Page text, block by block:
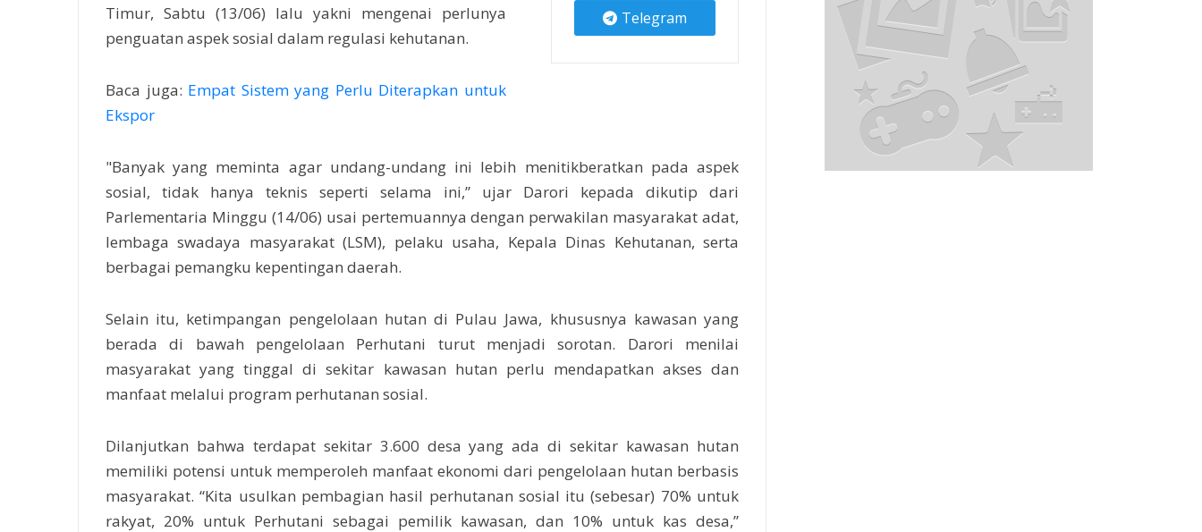
Telegram
Timur, Sabtu (13/06) lalu yakni mengenai perlunya
penguatan aspek sosial dalam regulasi kehutanan.
Baca juga: Empat Sistem yang Perlu Diterapkan untuk
Ekspor
"Banyak yang meminta agar undang-undang ini lebih menitikberatkan pada aspek
sosial, tidak hanya teknis seperti selama ini,” ujar Darori kepada dikutip dari
Parlementaria Minggu (14/06) usai pertemuannya dengan perwakilan masyarakat adat,
lembaga swadaya masyarakat (LSM), pelaku usaha, Kepala Dinas Kehutanan, serta
berbagai pemangku kepentingan daerah.
Selain itu, ketimpangan pengelolaan hutan di Pulau Jawa, khususnya kawasan yang
berada di bawah pengelolaan Perhutani turut menjadi sorotan. Darori menilai
masyarakat yang tinggal di sekitar kawasan hutan perlu mendapatkan akses dan
manfaat melalui program perhutanan sosial.
Dilanjutkan bahwa terdapat sekitar 3.600 desa yang ada di sekitar kawasan hutan
memiliki potensi untuk memperoleh manfaat ekonomi dari pengelolaan hutan berbasis
masyarakat. “Kita usulkan pembagian hasil perhutanan sosial itu (sebesar) 70% untuk
rakyat, 20% untuk Perhutani sebagai pemilik kawasan, dan 10% untuk kas desa,”